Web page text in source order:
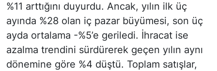
%11 arttığını duyurdu. Ancak, yılın ilk üç
ayında %28 olan iç pazar büyümesi, son üç
ayda ortalama -%5’e geriledi. İhracat ise
azalma trendini sürdürerek geçen yılın aynı
dönemine göre %4 düştü. Toplam satışlar,